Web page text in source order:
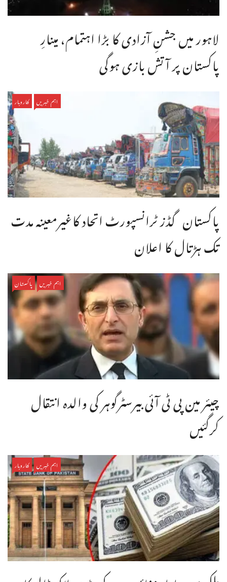
لاہور میں جشنِ آزادی کا بڑا اہتمام، مینارِ
پاکستان پر آتش بازی ہوگی
اہم خبریں کاروبار
پاکستان گڈز ٹرانسپورٹ اتحاد کاغیرمعینہ مدت
تک ہڑتال کا اعلان
اہم خبریں پاکستان
چیئر مین پی ٹی آئی بیرسٹرگوہر کی والدہ انتقال
کرگئیں
اہم خبریں کاروبار